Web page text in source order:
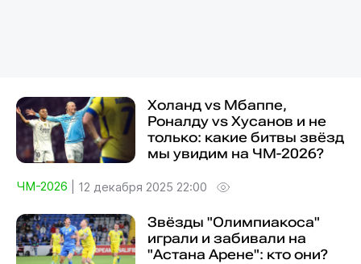
Холанд vs Мбаппе,
Роналду vs Хусанов и не
только: какие битвы звёзд
мы увидим на ЧМ-2026?
ЧМ-2026 12 декабря 2025 22:00
Звёзды "Олимпиакоса"
играли и забивали на
"Астана Арене": кто они?